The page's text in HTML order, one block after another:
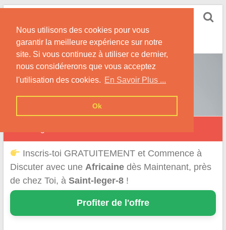
Nous utilisons des cookies pour vous
garantir la meilleure expérience sur notre
site. Si vous continuez à utiliser ce dernier,
nous considérerons que vous acceptez
l'utilisation des cookies. En Savoir Plus ...
Ok
Skip
content
Conseils et Infos pour la Rencontre d'une Belle
Africaine !
Inscris-toi GRATUITEMENT et Commence à
Discuter avec une Africainedès Maintenant, près
de chez Toi, à Saint-leger-8!
Profiter de l'offre